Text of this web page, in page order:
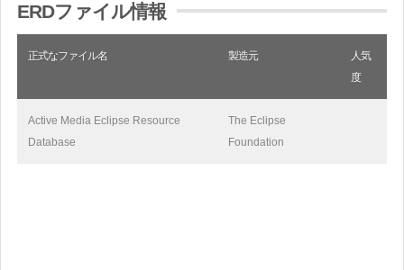
ERDファイル情報
正式なファイル名 製造元
人気
度
Active Media Eclipse Resource
Database
The Eclipse
Foundation